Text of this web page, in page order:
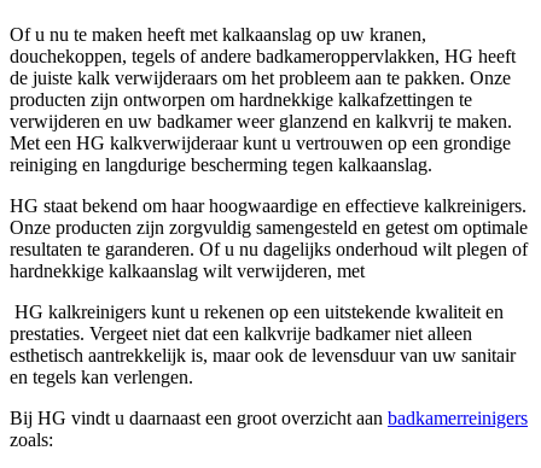
Of u nu te maken heeft met kalkaanslag op uw kranen,
douchekoppen, tegels of andere badkameroppervlakken, HG heeft
de juiste kalk verwijderaars om het probleem aan te pakken. Onze
producten zijn ontworpen om hardnekkige kalkafzettingen te
verwijderen en uw badkamer weer glanzend en kalkvrij te maken.
Met een HG kalkverwijderaar kunt u vertrouwen op een grondige
reiniging en langdurige bescherming tegen kalkaanslag.
HG staat bekend om haar hoogwaardige en effectieve kalkreinigers.
Onze producten zijn zorgvuldig samengesteld en getest om optimale
resultaten te garanderen. Of u nu dagelijks onderhoud wilt plegen of
hardnekkige kalkaanslag wilt verwijderen, met
HG kalkreinigers kunt u rekenen op een uitstekende kwaliteit en
prestaties. Vergeet niet dat een kalkvrije badkamer niet alleen
esthetisch aantrekkelijk is, maar ook de levensduur van uw sanitair
en tegels kan verlengen.
Bij HG vindt u daarnaast een groot overzicht aan badkamerreinigers
zoals: